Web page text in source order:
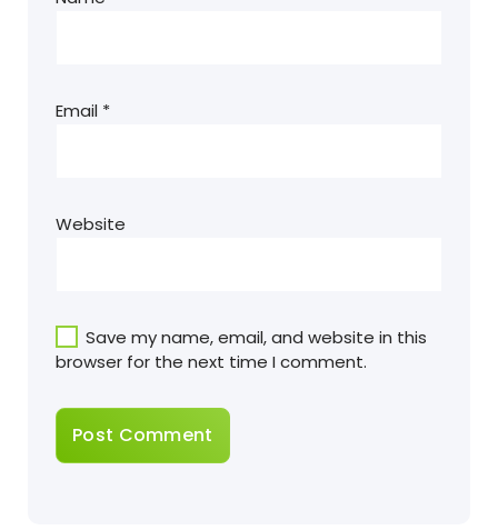
Email *
Website
Save my name, email, and website in this
browser for the next time I comment.